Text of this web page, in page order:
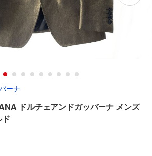
ーナ
ドルチェアンドガッバーナ メンズ
ド